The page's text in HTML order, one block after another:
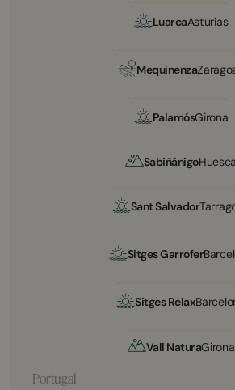
LuarcaAsturias
Mequinenza
PalamósGirona
SabiñánigoHuesca
Sant Salvador
Sitges Garrofer
Sitges Relax
Vall NaturaGirona
Portugal